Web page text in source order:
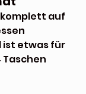
auf
ist etwas für
Taschen